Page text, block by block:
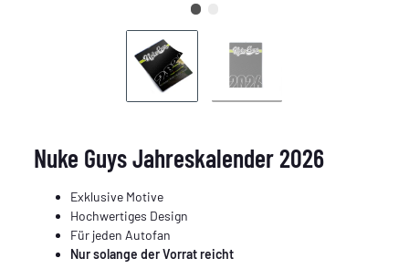
Nuke Guys Jahreskalender 2026
Exklusive Motive
Hochwertiges Design
Für jeden Autofan
Nur solange der Vorrat reicht